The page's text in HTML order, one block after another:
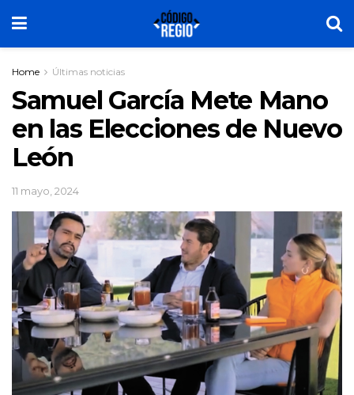
Home Últimas noticias
Samuel García Mete Mano
en las Elecciones de Nuevo
León
11 mayo, 2024